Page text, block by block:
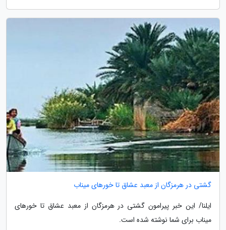
گشتی در هرمزگان از معبد عشاق تا خورهای میناب
ایلنا/ این خبر پیرامون گشتی در هرمزگان از معبد عشاق تا خورهای
میناب برای شما نوشته شده است.